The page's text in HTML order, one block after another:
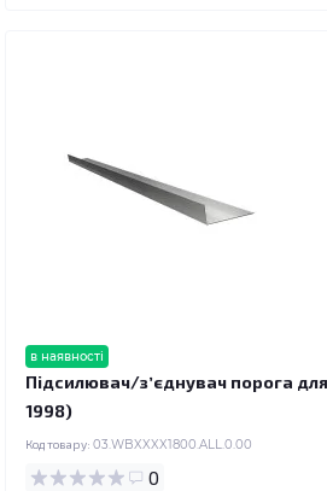
в наявності
Підсилювач/зʼєднувач порога
1998)
Код товару: 03.WBXXXX1800.ALL.0.00
0